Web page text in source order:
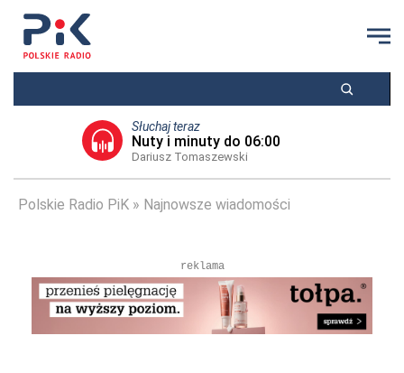
Słuchaj teraz
Nuty i minuty do 06:00
Dariusz Tomaszewski
Polskie Radio PiK Najnowsze wiadomości
reklama